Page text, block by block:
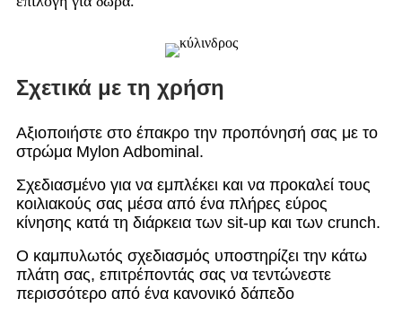
Σχετικά με τη χρήση
Αξιοποιήστε στο έπακρο την προπόνησή σας με το
στρώμα Mylon Adbominal.
Σχεδιασμένο για να εμπλέκει και να προκαλεί τους
κοιλιακούς σας μέσα από ένα πλήρες εύρος
κίνησης κατά τη διάρκεια των sit-up και των crunch.
Ο καμπυλωτός σχεδιασμός υποστηρίζει την κάτω
πλάτη σας, επιτρέποντάς σας να τεντώνεστε
περισσότερο από ένα κανονικό δάπεδο